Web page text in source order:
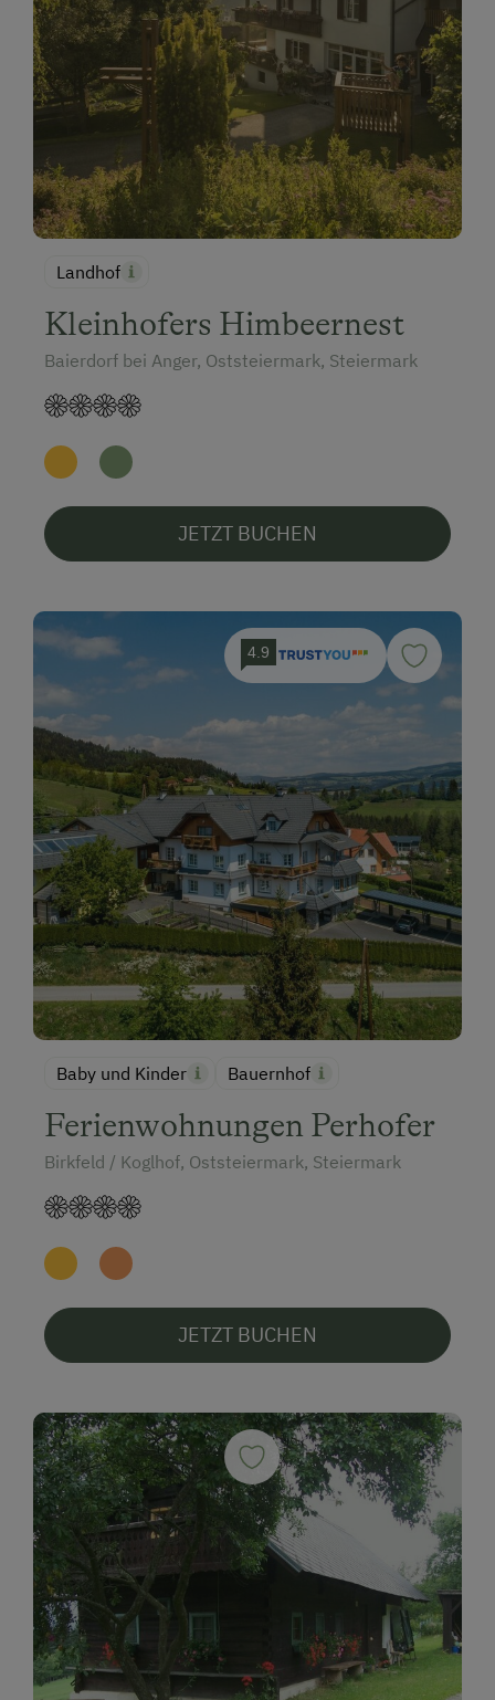
Landhof
Kleinhofers Himbeernest
Baierdorf bei Anger, Oststeiermark, Steiermark
JETZT BUCHEN
4.9
Baby und Kinder Bauernhof
Ferienwohnungen Perhofer
Birkfeld / Koglhof, Oststeiermark, Steiermark
JETZT BUCHEN